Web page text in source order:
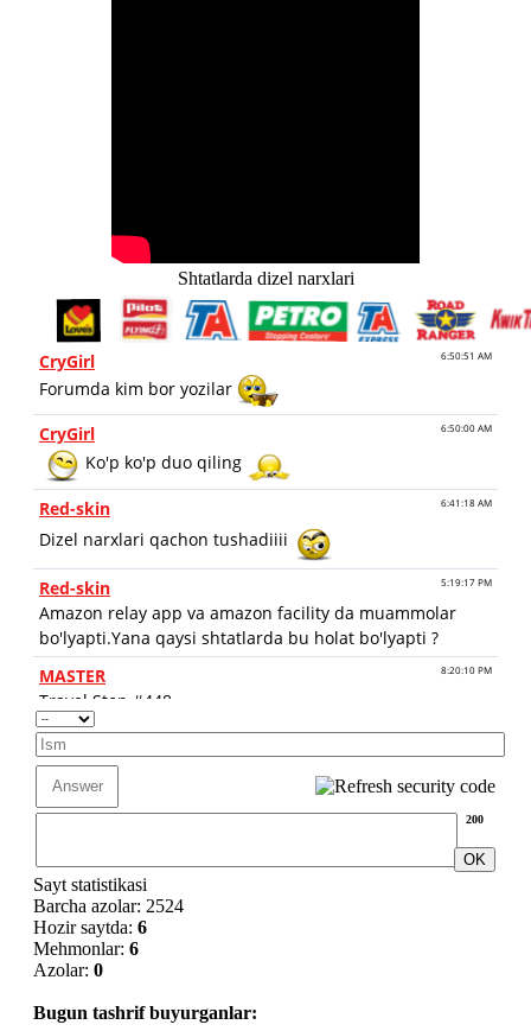
Shtatlarda dizel narxlari
200
Sayt statistikasi
Barcha azolar: 2524
Hozir saytda: 6
Mehmonlar: 6
Azolar: 0
Bugun tashrif buyurganlar: